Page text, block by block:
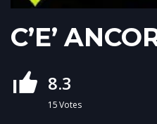
C’E’
8.3
15Votes